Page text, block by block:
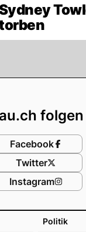
Politik
folgen
Facebook
Twitter
Instagram